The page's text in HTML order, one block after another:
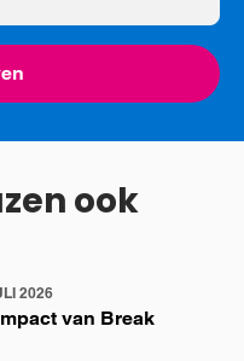
ook
2026
van Break